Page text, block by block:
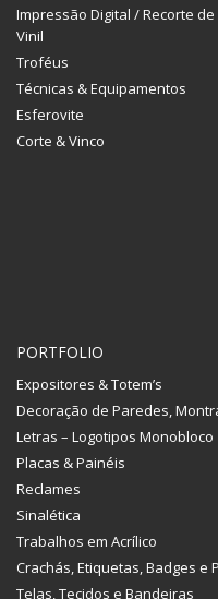
Impressão Digital / Recorte de
Vinil
Troféus
Técnicas & Equipamentos
Esferovite
Corte & Vinco
PORTFOLIO
Expositores & Totem’s
Decoração de Paredes,
Letras – Logotipos Monobloco
Placas & Painéis
Reclames
Sinalética
Trabalhos em Acrílico
Crachás, Etiquetas, Badges e
Telas, Tecidos e Bandeiras